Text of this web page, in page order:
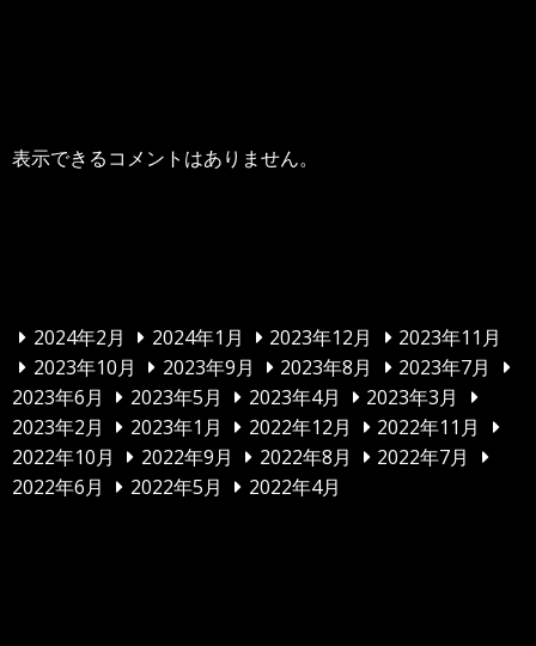
表示できるコメントはありません。
2024年2月 2024年1月 2023年12月
2023年11月
2023年10月
2023年9月 2023年8月
2023年7月
2023年6月
2023年5月 2023年4月
2023年3月
2023年2月
2023年1月 2022年12月
2022年11月
2022年10月
2022年9月 2022年8月
2022年7月
2022年6月
2022年5月 2022年4月